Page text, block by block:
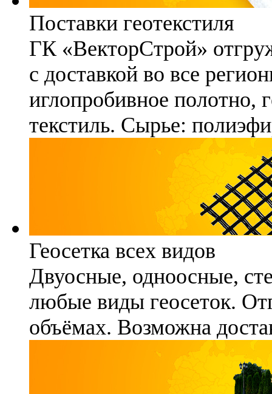
Поставки геотекстиля
ГК «ВекторСтрой»
с доставкой во все
иглопробивное полотно,
текстиль. Сырье:
Геосетка всех видов
Двуосные, одноосные,
любые виды геосеток.
объёмах. Возможна